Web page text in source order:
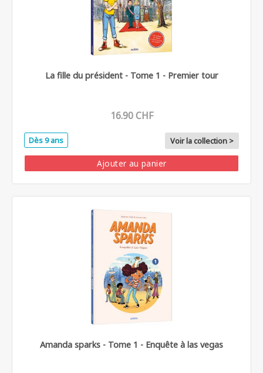
La fille du président - Tome 1 - Premier tour
16.90 CHF
Dès 9 ans Voir la collection >
Ajouter au panier
Amanda sparks - Tome 1 - Enquête à las vegas